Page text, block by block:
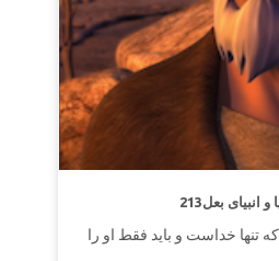
و انبیای بعل
تنها خداست و باید فقط او را